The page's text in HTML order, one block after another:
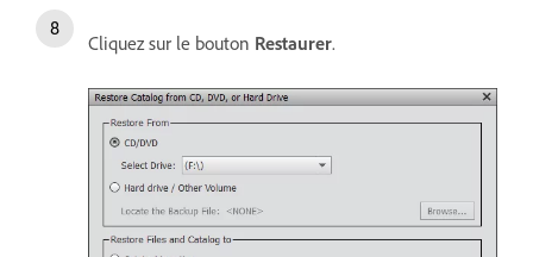
Cliquez sur le bouton Restaurer.